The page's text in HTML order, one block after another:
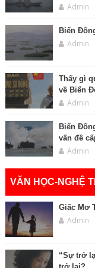
Admin
Biển
Admin
Thấy gì
về Biển
Admin
Biển
vấn đề
Admin
VĂN HỌC-NGHỆ
Giấc Mơ
Admin
“Sự trở